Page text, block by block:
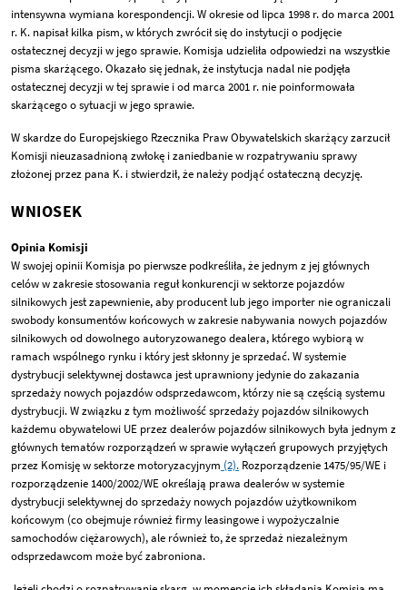
intensywna wymiana korespondencji. W okresie od lipca 1998 r. do marca 2001
r. K. napisał kilka pism, w których zwrócił się do instytucji o podjęcie
ostatecznej decyzji w jego sprawie. Komisja udzieliła odpowiedzi na wszystkie
pisma skarżącego. Okazało się jednak, że instytucja nadal nie podjęła
ostatecznej decyzji w tej sprawie i od marca 2001 r. nie poinformowała
skarżącego o sytuacji w jego sprawie.
W skardze do Europejskiego Rzecznika Praw Obywatelskich skarżący zarzucił
Komisji nieuzasadnioną zwłokę i zaniedbanie w rozpatrywaniu sprawy
złożonej przez pana K. i stwierdził, że należy podjąć ostateczną decyzję.
WNIOSEK
Opinia Komisji
W swojej opinii Komisja po pierwsze podkreśliła, że jednym z jej głównych
celów w zakresie stosowania reguł konkurencji w sektorze pojazdów
silnikowych jest zapewnienie, aby producent lub jego importer nie ograniczali
swobody konsumentów końcowych w zakresie nabywania nowych pojazdów
silnikowych od dowolnego autoryzowanego dealera, którego wybiorą w
ramach wspólnego rynku i który jest skłonny je sprzedać. W systemie
dystrybucji selektywnej dostawca jest uprawniony jedynie do zakazania
sprzedaży nowych pojazdów odsprzedawcom, którzy nie są częścią systemu
dystrybucji. W związku z tym możliwość sprzedaży pojazdów silnikowych
każdemu obywatelowi UE przez dealerów pojazdów silnikowych była jednym z
głównych tematów rozporządzeń w sprawie wyłączeń grupowych przyjętych
przez Komisję w sektorze motoryzacyjnym (2). Rozporządzenie 1475/95/WE i
rozporządzenie 1400/2002/WE określają prawa dealerów w systemie
dystrybucji selektywnej do sprzedaży nowych pojazdów użytkownikom
końcowym (co obejmuje również firmy leasingowe i wypożyczalnie
samochodów ciężarowych), ale również to, że sprzedaż niezależnym
odsprzedawcom może być zabroniona.